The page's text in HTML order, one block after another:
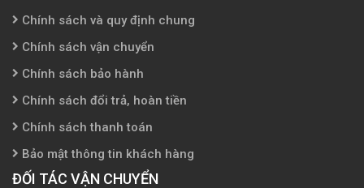
Chính sách và quy định chung
Chính sách vận chuyển
Chính sách bảo hành
Chính sách đổi trả, hoàn tiền
Chính sách thanh toán
Bảo mật thông tin khách hàng
ĐỐI TÁC VẬN CHUYỂN